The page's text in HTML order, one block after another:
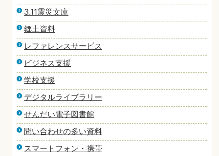
3.11震災文庫
郷土資料
レファレンスサービス
ビジネス支援
学校支援
デジタルライブラリー
せんだい電子図書館
問い合わせの多い資料
スマートフォン・携帯